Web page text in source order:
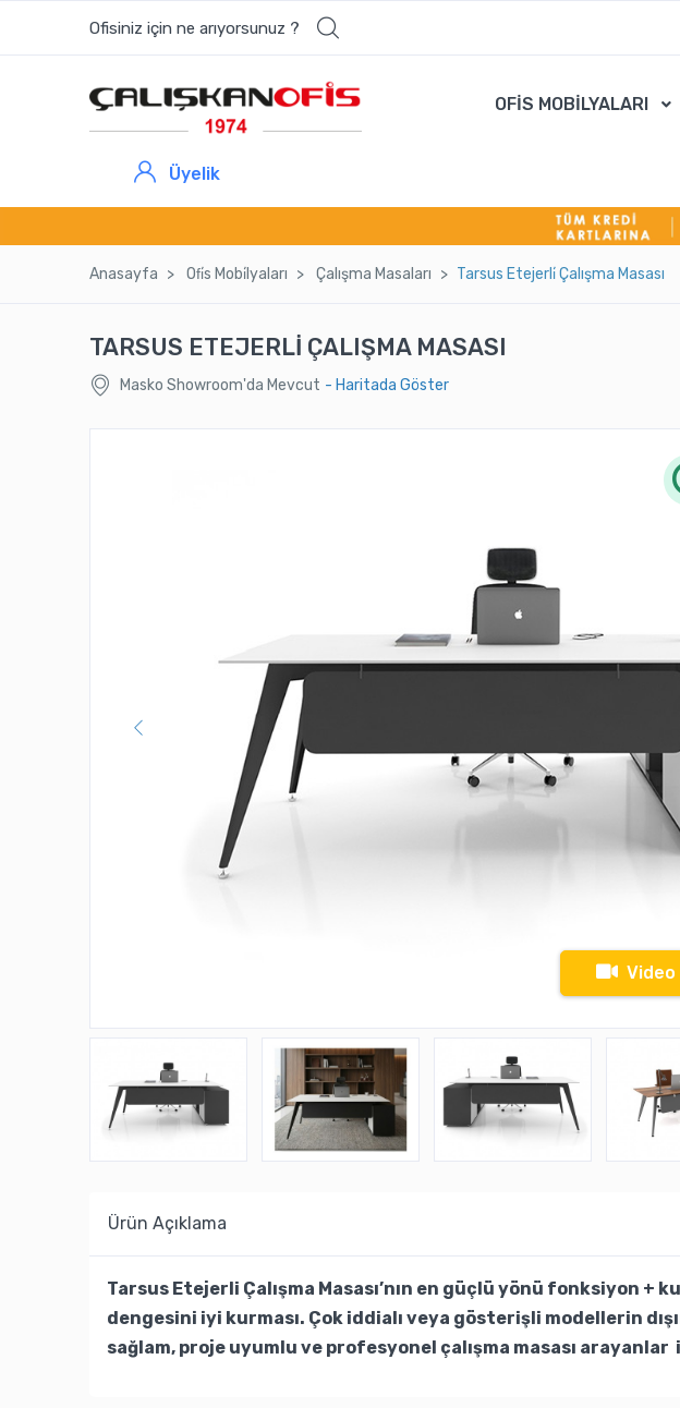
Ofisiniz için ne arıyorsunuz ?
OFİS MOBİLYALARI
Üyelik
Anasayfa Ofi̇s Mobi̇lyaları Çalışma Masaları Tarsus Etejerli̇ Çalışma Masası
TARSUS ETEJERLİ ÇALIŞMA MASASI
Masko Showroom'da Mevcut - Haritada Göster
Video
Ürün Açıklama
Tarsus Etejerli Çalışma Masası’nın en güçlü yönü fonksiyon +
dengesini iyi kurması. Çok iddialı veya gösterişli modellerin
sağlam, proje uyumlu ve profesyonel çalışma masası